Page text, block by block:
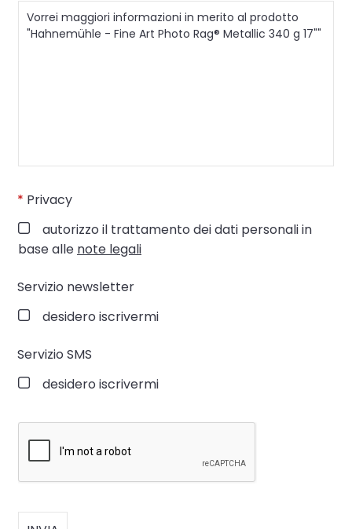
* Privacy
autorizzo il trattamento dei dati personali in
base alle note legali
Servizio newsletter
desidero iscrivermi
Servizio SMS
desidero iscrivermi